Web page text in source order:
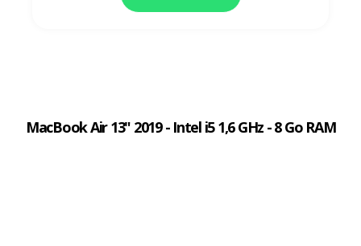
MacBook Air 13" 2019 - Intel i5 1,6 GHz - 8 Go RAM